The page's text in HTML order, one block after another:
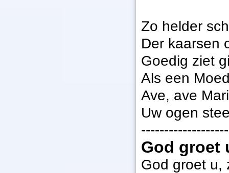
Zo helder
Der kaarsen
Goedig ziet
Als een
Ave, ave
Uw ogen
God groet
God groet u,